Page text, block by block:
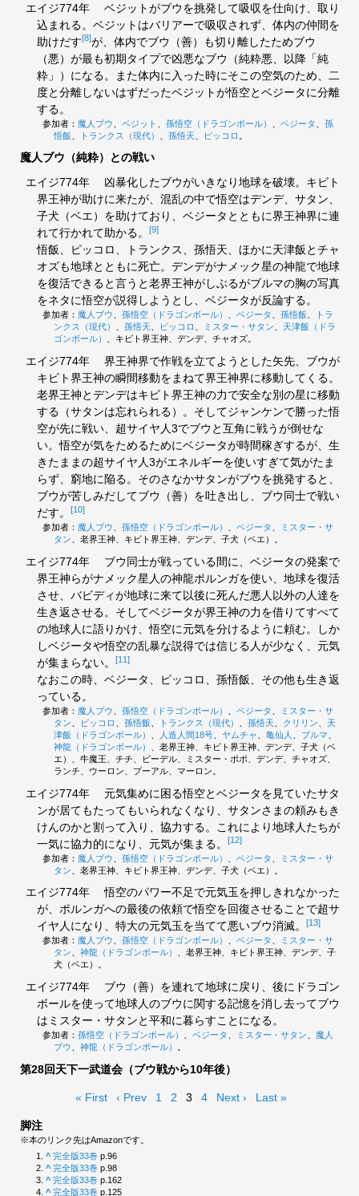
エイジ774年
ベジットがブウを挑発して吸収を仕向け、取り
込まれる。ベジットはバリアーで吸収されず、体内の仲間を
助けだす[8]が、体内でブウ（善）も切り離したためブウ
（悪）が最も初期タイプで凶悪なブウ（純粋悪、以降「純
粋」）になる。また体内に入った時にそこの空気のため、二
度と分離しないはずだったベジットが悟空とベジータに分離
する。
参加者： 魔人ブウ ベジット 孫悟空（ドラゴンボール） ベジータ
孫
悟飯
トランクス（現代） 孫悟天 ピッコロ
魔人ブウ（純粋）との戦い
エイジ774年
凶暴化したブウがいきなり地球を破壊。キビト
界王神が助けに来たが、混乱の中で悟空はデンデ、サタン、
子犬（ベエ）を助けており、ベジータとともに界王神界に連
れて行かれて助かる。
[9]
悟飯、ピッコロ、トランクス、孫悟天、ほかに天津飯とチャ
オズも地球とともに死亡。デンデがナメック星の神龍で地球
を復活できると言うと老界王神がしぶるがブルマの胸の写真
をネタに悟空が説得しようとし、ベジータが反論する。
参加者： 魔人ブウ 孫悟空（ドラゴンボール） ベジータ 孫悟飯
トラ
ンクス（現代）
孫悟天 ピッコロ ミスター・サタン
天津飯（ドラ
ゴンボール）
、キビト界王神、デンデ、チャオズ。
エイジ774年
界王神界で作戦を立てようとした矢先、ブウが
キビト界王神の瞬間移動をまねて界王神界に移動してくる。
老界王神とデンデはキビト界王神の力で安全な別の星に移動
する（サタンは忘れられる）。そしてジャンケンで勝った悟
空が先に戦い、超サイヤ人3でブウと互角に戦うが倒せな
い。悟空が気をためるためにベジータが時間稼ぎするが、生
きたままの超サイヤ人3がエネルギーを使いすぎて気がたま
らず、窮地に陥る。そのさなかサタンがブウを挑発すると、
ブウが苦しみだしてブウ（善）を吐き出し、ブウ同士で戦い
だす。
[10]
参加者： 魔人ブウ 孫悟空（ドラゴンボール） ベジータ
ミスター・サ
タン 、老界王神、キビト界王神、デンデ、子犬（ベエ）。
エイジ774年
ブウ同士が戦っている間に、ベジータの発案で
界王神らがナメック星人の神龍ポルンガを使い、地球を復活
させ、バビディが地球に来て以後に死んだ悪人以外の人達を
生き返させる。そしてベジータが界王神の力を借りてすべて
の地球人に語りかけ、悟空に元気を分けるように頼む。しか
しベジータや悟空の乱暴な説得では信じる人が少なく、元気
が集まらない。
[11]
なおこの時、ベジータ、ピッコロ、孫悟飯、その他も生き返
っている。
参加者： 魔人ブウ 孫悟空（ドラゴンボール） ベジータ
ミスター・サ
タン
ピッコロ 孫悟飯 トランクス（現代） 孫悟天 クリリン
天
津飯（ドラゴンボール）
人造人間18号 ヤムチャ 亀仙人 ブルマ
神龍（ドラゴンボール）
、老界王神、キビト界王神、デンデ、子犬（ベ
エ）、牛魔王、チチ、ビーデル、ミスター・ポポ、デンデ、チャオズ、
ランチ、ウーロン、プーアル、マーロン。
エイジ774年
元気集めに困る悟空とベジータを見ていたサタ
ンが居てもたってもいられなくなり、サタンさまの頼みもき
けんのかと割って入り、協力する。これにより地球人たちが
一気に協力的になり、元気が集まる。
[12]
参加者： 魔人ブウ 孫悟空（ドラゴンボール） ベジータ
ミスター・サ
タン 、老界王神、キビト界王神、デンデ、子犬（ベエ）。
エイジ774年
悟空のパワー不足で元気玉を押しきれなかった
が、ポルンガへの最後の依頼で悟空を回復させることで超サ
イヤ人になり、特大の元気玉を当てて悪いブウ消滅。
[13]
参加者： 魔人ブウ 孫悟空（ドラゴンボール） ベジータ
ミスター・サ
タン
神龍（ドラゴンボール）
、老界王神、キビト界王神、デンデ、子
犬（ベエ）。
エイジ774年
ブウ（善）を連れて地球に戻り、後にドラゴン
ボールを使って地球人のブウに関する記憶を消し去ってブウ
はミスター・サタンと平和に暮らすことになる。
参加者： 孫悟空（ドラゴンボール） ベジータ ミスター・サタン
魔人
ブウ
神龍（ドラゴンボール）
第28回天下一武道会（ブウ戦から10年後）
« First ‹ Prev 1 2 3 4 Next › Last »
脚注
※本のリンク先はAmazonです。
^ 完全版33巻p.96
^ 完全版33巻p.98
^ 完全版33巻p.162
^ 完全版33巻p.125